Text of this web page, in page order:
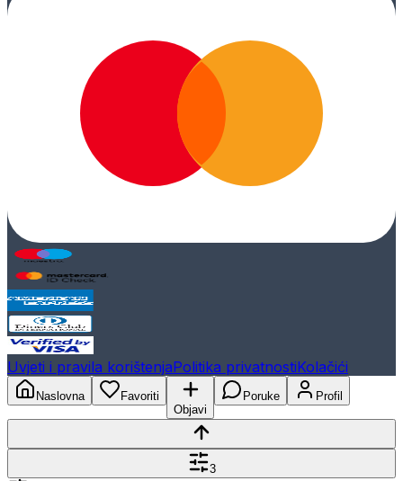
Uvjeti i pravila korištenjaPolitika privatnostiKolačići
Naslovna
Favoriti
Objavi
Poruke Profil
3